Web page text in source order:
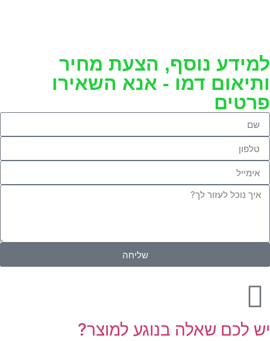
למידע נוסף, הצעת מחיר
ותיאום דמו - אנא השאירו
פרטים
שליחה
יש לכם שאלה בנוגע למוצר?